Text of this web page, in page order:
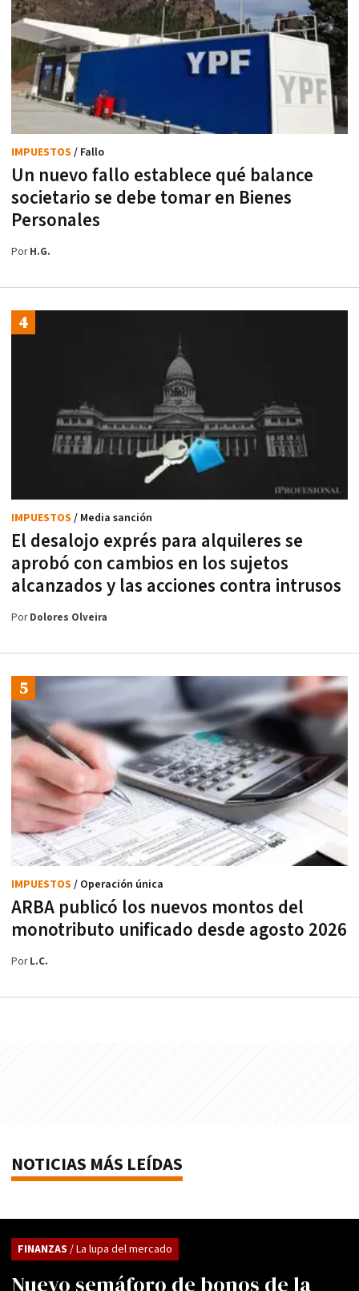
Un nuevo fallo establece qué balance
societario se debe tomar en Bienes
Personales
IMPUESTOS / Fallo
PorH.G.
El desalojo exprés para alquileres se
aprobó con cambios en los sujetos
alcanzados y las acciones contra intrusos
IMPUESTOS / Media sanción
PorDolores Olveira
ARBA publicó los nuevos montos del
monotributo unificado desde agosto 2026
IMPUESTOS / Operación única
PorL.C.
NOTICIAS MÁS LEÍDAS
Nuevo semáforo de bonos de la
FINANZAS / La lupa del mercado